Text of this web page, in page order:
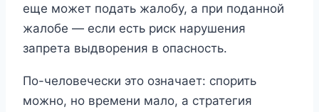
еще может подать жалобу, а при поданной
жалобе — если есть риск нарушения
запрета выдворения в опасность.
По-человечески это означает: спорить
можно, но времени мало, а стратегия